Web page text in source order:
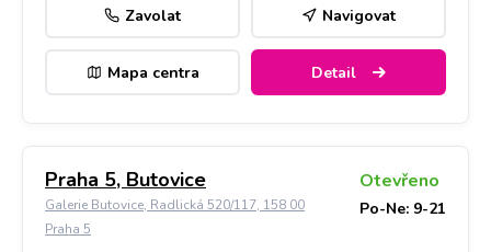
Zavolat Navigovat
Mapa centra Detail
Praha 5, Butovice
Galerie Butovice, Radlická 520/117, 158 00
Praha 5
Otevřeno
Po-Ne: 9-21